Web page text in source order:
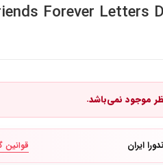
Forever Letters
موجود نمی‌باشد.
قوانین